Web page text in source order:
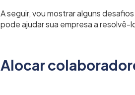
A seguir, vou mostrar alguns
pode ajudar sua empresa a resolvê-
Alocar